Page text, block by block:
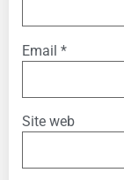
Email *
Site web